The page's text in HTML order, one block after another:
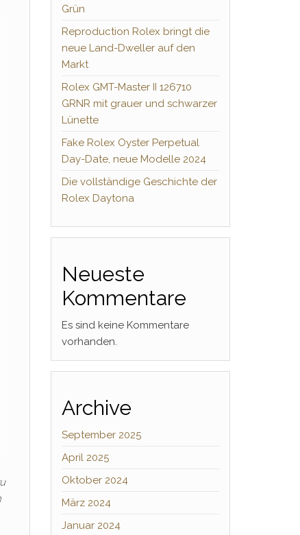
Grün
Reproduction Rolex bringt die
neue Land-Dweller auf den
Markt
Rolex GMT-Master II 126710
GRNR mit grauer und schwarzer
Lünette
Fake Rolex Oyster Perpetual
Day-Date, neue Modelle 2024
Die vollständige Geschichte der
Rolex Daytona
Neueste
Kommentare
Es sind keine Kommentare
vorhanden.
Archive
September 2025
April 2025
Oktober 2024
März 2024
Januar 2024